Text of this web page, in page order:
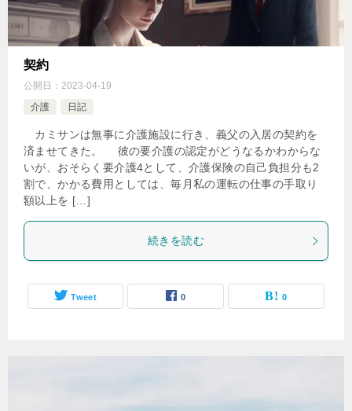
契約
公開日： 2023-04-19
介護
日記
カミサンは無事に介護施設に行き、義父の入居の契約を
済ませてきた。 彼の要介護の認定がどうなるかわからな
いが、おそらく要介護4として、介護保険の自己負担分も2
割で、かかる費用としては、毎月私の運転の仕事の手取り
額以上を […]
続きを読む
Tweet 0 0